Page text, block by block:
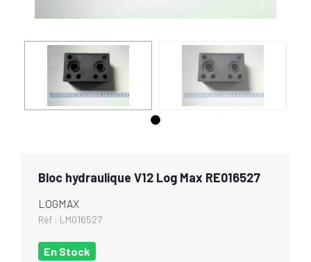
Bloc hydraulique V12 Log Max RE016527
LOGMAX
Réf : LM016527
En Stock